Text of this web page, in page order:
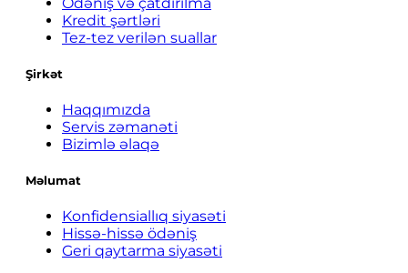
Kredit şərtləri
Tez-tez verilən suallar
Şirkət
Haqqımızda
Servis zəmanəti
Bizimlə əlaqə
Məlumat
Konfidensiallıq siyasəti
Hissə-hissə ödəniş
Geri qaytarma siyasəti